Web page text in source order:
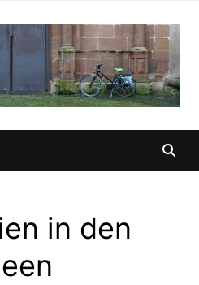
in den